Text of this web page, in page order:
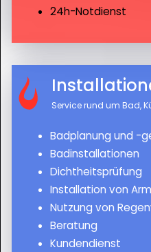
24h-Notdienst
Service rund um Bad,
Badplanung und -
Badinstallationen
Dichtheitsprüfung
Installation von
Nutzung von
Beratung
Kundendienst